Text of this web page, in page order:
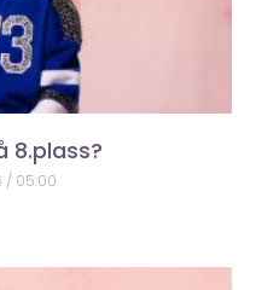
8.plass?
05:00